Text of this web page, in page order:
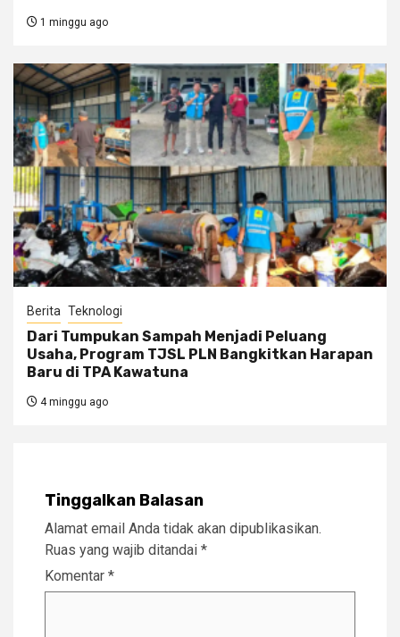
1 minggu ago
Berita Teknologi
Dari Tumpukan Sampah Menjadi Peluang
Usaha, Program TJSL PLN Bangkitkan Harapan
Baru di TPA Kawatuna
4 minggu ago
Tinggalkan Balasan
Alamat email Anda tidak akan dipublikasikan.
Ruas yang wajib ditandai *
Komentar *